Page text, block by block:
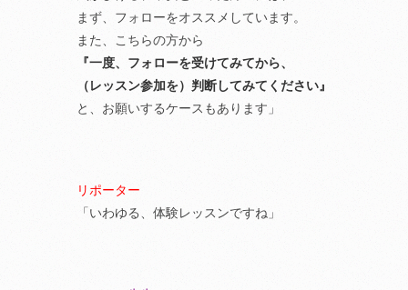
まず、フォローをオススメしています。
また、こちらの方から
『一度、フォローを受けてみてから、
（レッスン参加を）判断してみてください』
と、お願いするケースもあります」
リポーター
「いわゆる、体験レッスンですね」